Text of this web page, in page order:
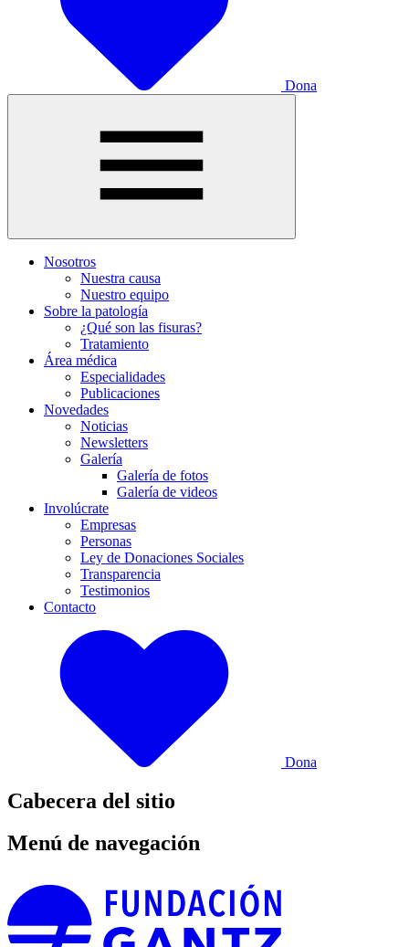
Dona
Nosotros
Nuestra causa
Nuestro equipo
Sobre la patología
¿Qué son las fisuras?
Tratamiento
Área médica
Especialidades
Publicaciones
Novedades
Noticias
Newsletters
Galería
Galería de fotos
Galería de videos
Involúcrate
Empresas
Personas
Ley de Donaciones Sociales
Transparencia
Testimonios
Contacto
Dona
Cabecera del sitio
Menú de navegación